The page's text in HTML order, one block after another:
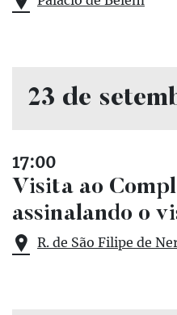
23 de
17:00
Visita ao
assinalando o
R. de São Filipe de